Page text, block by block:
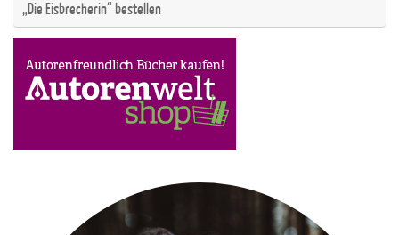
„Die Eisbrecherin“ bestellen